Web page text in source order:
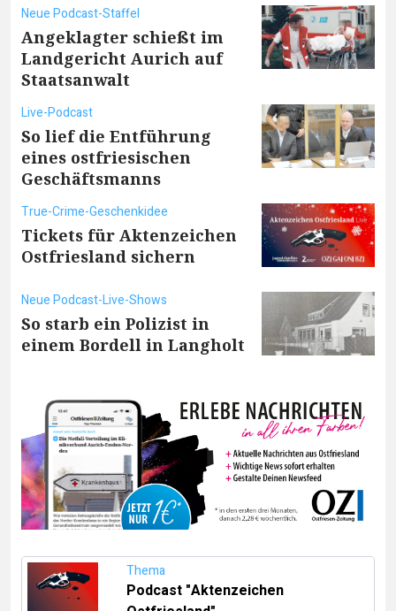
Neue Podcast-Staffel
Angeklagter schießt im
Landgericht Aurich auf
Staatsanwalt
Live-Podcast
So lief die Entführung
eines ostfriesischen
Geschäftsmanns
True-Crime-Geschenkidee
Tickets für Aktenzeichen
Ostfriesland sichern
Neue Podcast-Live-Shows
So starb ein Polizist in
einem Bordell in Langholt
Thema
Podcast "Aktenzeichen